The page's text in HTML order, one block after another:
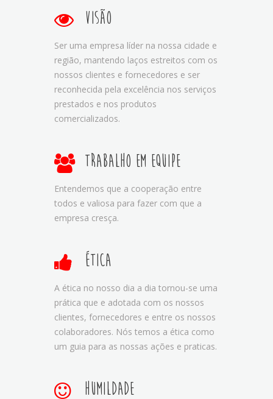
Visão
Ser uma empresa líder na nossa cidade e
região, mantendo laços estreitos com os
nossos clientes e fornecedores e ser
reconhecida pela excelência nos serviços
prestados e nos produtos
comercializados.
Trabalho em equipe
Entendemos que a cooperação entre
todos e valiosa para fazer com que a
empresa cresça.
Ética
A ética no nosso dia a dia tornou-se uma
prática que e adotada com os nossos
clientes, fornecedores e entre os nossos
colaboradores. Nós temos a ética como
um guia para as nossas ações e praticas.
Humildade